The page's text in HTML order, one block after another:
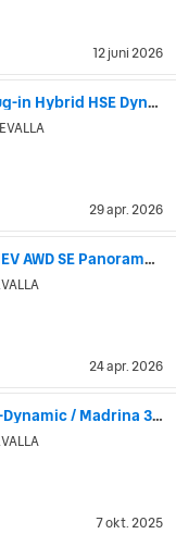
12 juni 2026
Land Rover Range Rover Sport P400e Plug-in Hybrid HSE Dynami
29 apr. 2026
Land Rover Range Rover Evoque D180 MHEV AWD SE Panorama Dragkrok 2558kr/månad
24 apr. 2026
Land Rover Range Rover Velar D240 S / R-Dynamic / Madrina 3D / Luft / 1995Kr/Månn
7 okt. 2025